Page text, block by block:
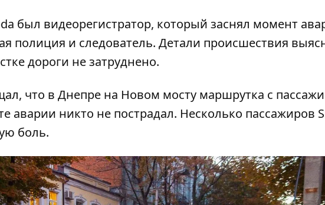
был видеорегистратор, который заснял момент
полиция и следователь. Детали происшествия
дороги не затруднено.
что в Днепре на Новом мосту маршрутка с
аварии никто не пострадал. Несколько пассажиров
боль.